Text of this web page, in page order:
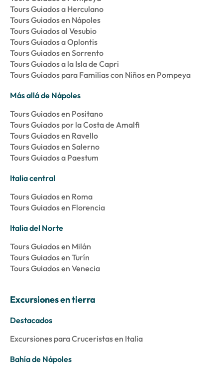
Tours Guiados a Herculano
Tours Guiados en Nápoles
Tours Guiados al Vesubio
Tours Guiados a Oplontis
Tours Guiados en Sorrento
Tours Guiados a la Isla de Capri
Tours Guiados para Familias con Niños en Pompeya
Más allá de Nápoles
Tours Guiados en Positano
Tours Guiados por la Costa de Amalfi
Tours Guiados en Ravello
Tours Guiados en Salerno
Tours Guiados a Paestum
Italia central
Tours Guiados en Roma
Tours Guiados en Florencia
Italia del Norte
Tours Guiados en Milán
Tours Guiados en Turín
Tours Guiados en Venecia
Excursiones en tierra
Destacados
Excursiones para Cruceristas en Italia
Bahía de Nápoles